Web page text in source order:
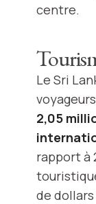
centre.
Le Sri
2,05
rapport à
de